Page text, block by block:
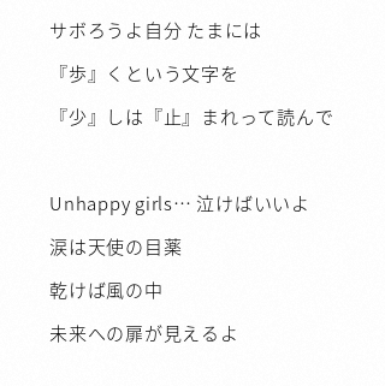
サボろうよ自分 たまには
『歩』くという文字を
『少』しは『止』まれって読んで
Unhappy girls… 泣けばいいよ
涙は天使の目薬
乾けば風の中
未来への扉が見えるよ